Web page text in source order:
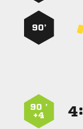
90’
:
90 ’
+4